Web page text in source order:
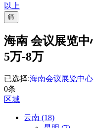
以上
筛
海南 会议展览
5万-8万
已选择:海南会议展览中心
0条
区域
云南 (18)